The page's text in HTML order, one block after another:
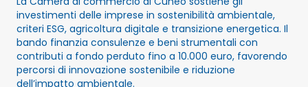
investimenti delle imprese in sostenibilità ambientale,
criteri ESG, agricoltura digitale e transizione energetica. Il
bando finanzia consulenze e beni strumentali con
contributi a fondo perduto fino a 10.000 euro, favorendo
percorsi di innovazione sostenibile e riduzione
dell’impatto ambientale.